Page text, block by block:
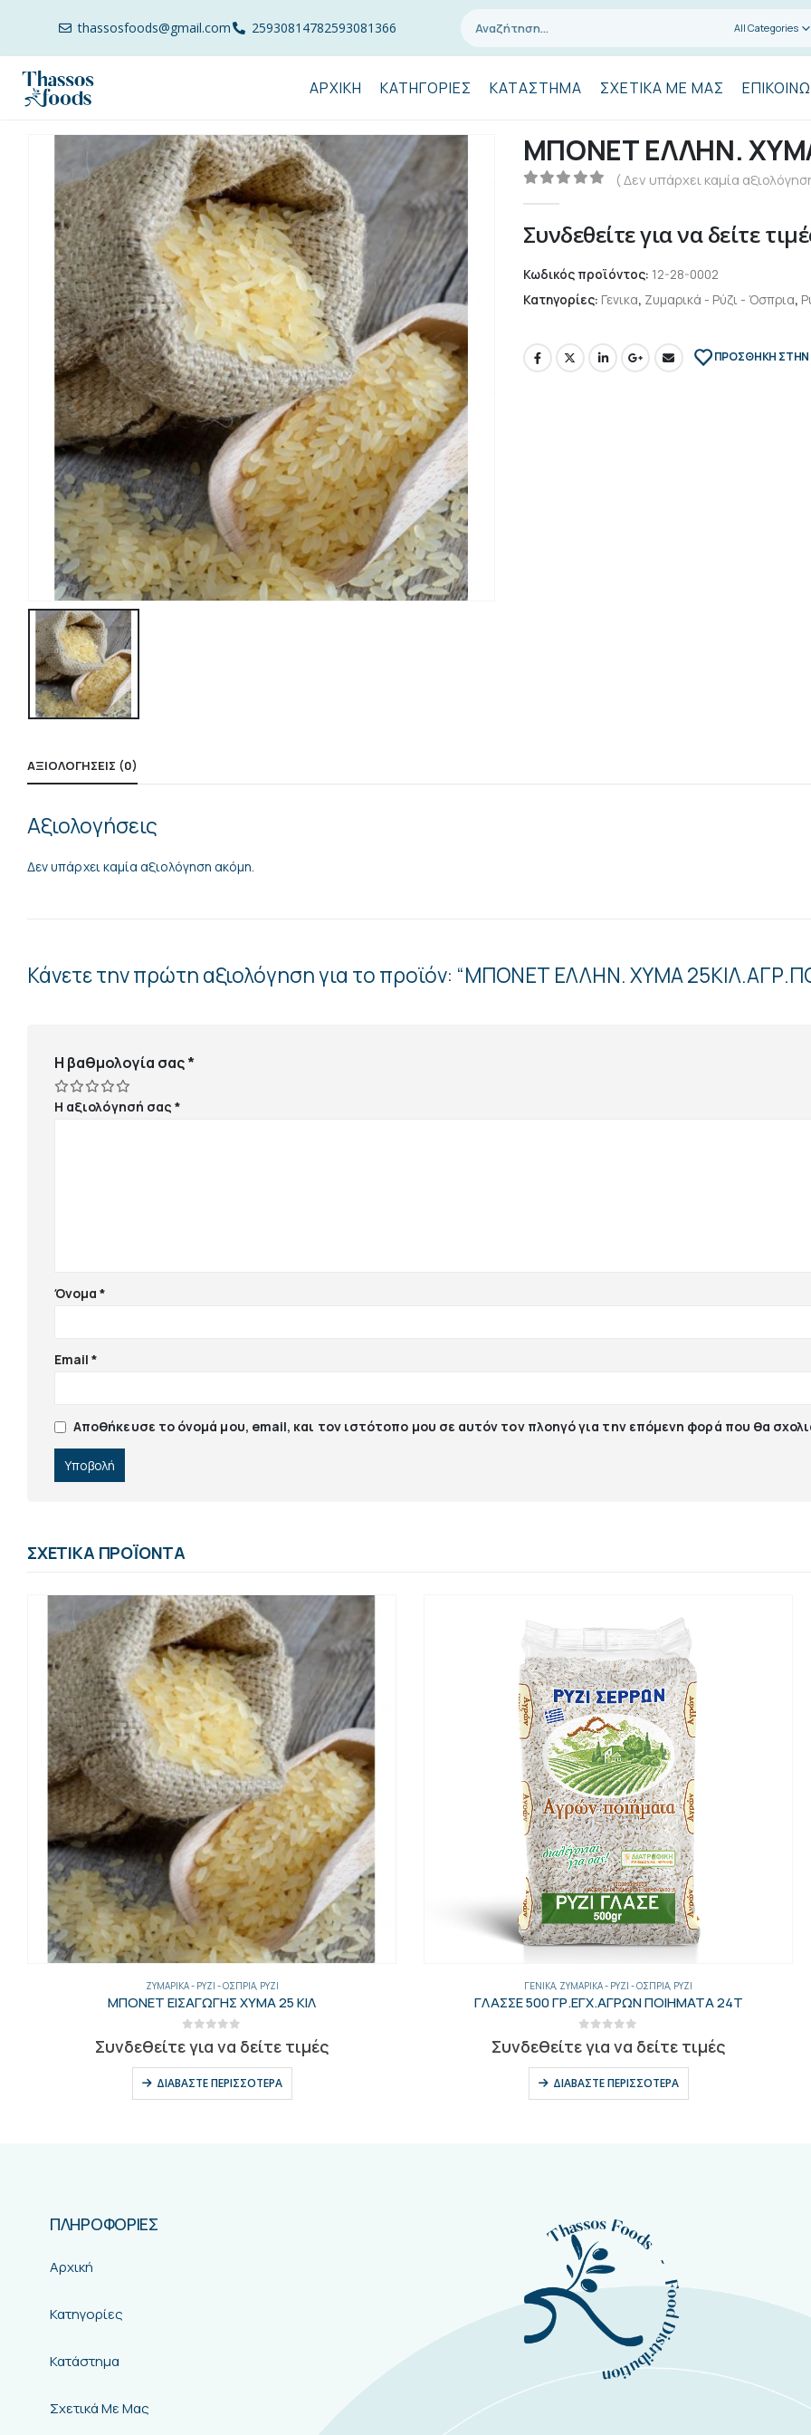
thassosfoods@gmail.com 25930814782593081366 All Categories
ΑΡΧΙΚΉ ΚΑΤΗΓΟΡΊΕΣ ΚΑΤΆΣΤΗΜΑ ΣΧΕΤΙΚΆ ΜΕ ΜΑΣ
ΜΠΟΝΕΤ ΕΛΛΗΝ.
( Δεν υπάρχει καμία
Συνδεθείτε για να δείτε
Κωδικός προϊόντος: 12-28-0002
Κατηγορίες: Γενικα, Ζυμαρικά - Ρύζι - Όσπρια,
ΠΡΌΣΘΉΚΗ ΣΤΗΝ
ΑΞΙΟΛΟΓΉΣΕΙΣ (0)
Αξιολογήσεις
Δεν υπάρχει καμία αξιολόγηση ακόμη.
Κάνετε την πρώτη αξιολόγηση για το προϊόν: “ΜΠΟΝΕΤ ΕΛΛΗΝ. ΧΥΜΑ
Η βαθμολογία σας*
Η αξιολόγησή σας*
Όνομα*
Email*
Αποθήκευσε το όνομά μου, email, και τον ιστότοπο μου σε αυτόν τον πλοηγό για την επόμενη φορά που θα
ΣΧΕΤΙΚΆ ΠΡΟΪΌΝΤΑ
ΖΥΜΑΡΙΚΆ - ΡΎΖΙ - ΌΣΠΡΙΑ, ΡΎΖΙ
ΜΠΟΝΕΤ ΕΙΣΑΓΩΓΗΣ ΧΥΜΑ 25 ΚΙΛ
Συνδεθείτε για να δείτε τιμές
ΔΙΑΒΆΣΤΕ ΠΕΡΙΣΣΌΤΕΡΑ
ΓΕΝΙΚΑ ΖΥΜΑΡΙΚΆ - ΡΎΖΙ - ΌΣΠΡΙΑ ΡΎΖΙ
ΓΛΑΣΣΕ 500 ΓΡ.ΕΓΧ.ΑΓΡΩΝ ΠΟΙΗΜΑΤΑ 24Τ
Συνδεθείτε για να δείτε τιμές
ΔΙΑΒΆΣΤΕ ΠΕΡΙΣΣΌΤΕΡΑ
ΠΛΗΡΟΦΟΡΙΕΣ
Αρχική
Κατηγορίες
Κατάστημα
Σχετικά Με Μας